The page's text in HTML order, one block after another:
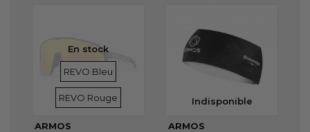
En stock
VERRES
REVO Bleu
VERRES
REVO Rouge
ARMOS
Indisponible
ARMOS